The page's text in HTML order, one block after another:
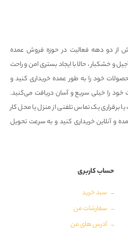
از دو دهه فعالیت در حوزه فروش عمده
و خشکبار ، حالا با ایجاد بستری امن و راحت
خود را به طور عمده خریداری کنید و
خود را خیلی سریع و آسان دریافت می‌کنید.
برقراری یک تماس تلفنی از منزل یا محل کار
و آنلاین خریداری کنید و به سرعت تحویل
حساب کاربری
سبد خرید
سفارشات من
آدرس های من